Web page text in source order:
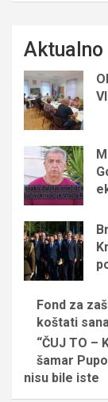
Aktualno
Fond za
koštati
“ČUJ TO –
šamar
nisu bile iste